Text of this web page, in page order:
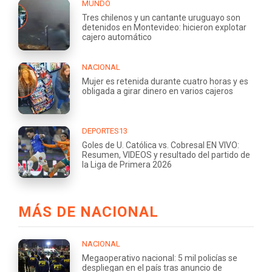
MUNDO
Tres chilenos y un cantante uruguayo son
detenidos en Montevideo: hicieron explotar
cajero automático
NACIONAL
Mujer es retenida durante cuatro horas y es
obligada a girar dinero en varios cajeros
DEPORTES13
Goles de U. Católica vs. Cobresal EN VIVO:
Resumen, VIDEOS y resultado del partido de
la Liga de Primera 2026
MÁS DE NACIONAL
NACIONAL
Megaoperativo nacional: 5 mil policías se
despliegan en el país tras anuncio de